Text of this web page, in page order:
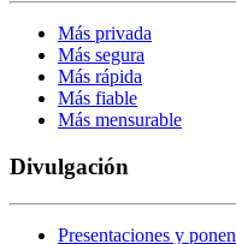
Más privada
Más segura
Más rápida
Más fiable
Más mensurable
Divulgación
Presentaciones y